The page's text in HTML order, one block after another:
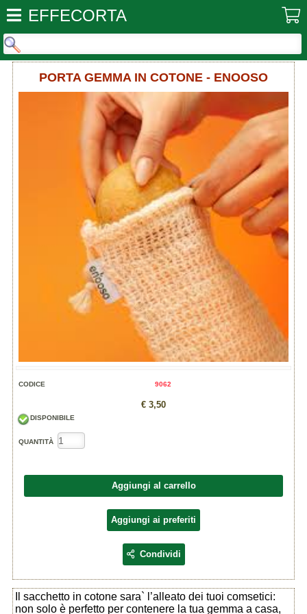
EFFECORTA
PORTA GEMMA IN COTONE - ENOOSO
CODICE 9062
€ 3,50
DISPONIBILE
QUANTITÀ
Aggiungi al carrello
Aggiungi ai preferiti
Condividi
Il sacchetto in cotone sara` l’alleato dei tuoi comsetici:
non solo è perfetto per contenere la tua gemma a casa,